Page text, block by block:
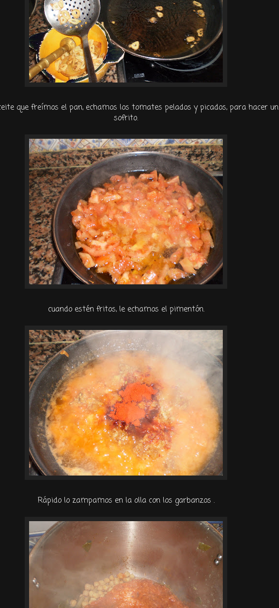
que freímos el pan, echamos los tomates pelados y picados, para hacer un
sofrito.
cuando estén fritos, le echamos el pimentón.
Rápido lo zampamos en la olla con los garbanzos .